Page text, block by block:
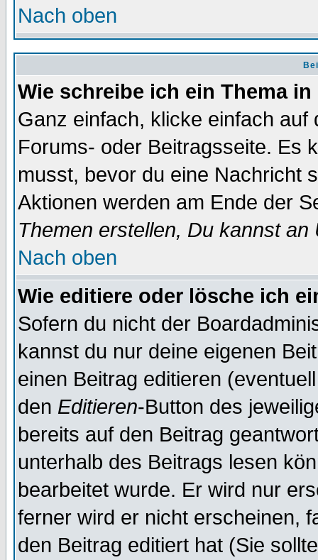
Nach oben
Wie schreibe ich ein Thema
Ganz einfach, klicke einfach
Forums- oder Beitragsseite. Es
musst, bevor du eine Nachricht
Aktionen werden am Ende der
Themen erstellen, Du kannst
Nach oben
Wie editiere oder lösche ich
Sofern du nicht der
kannst du nur deine eigenen
einen Beitrag editieren
den Editieren-Button des
bereits auf den Beitrag
unterhalb des Beitrags lesen
bearbeitet wurde. Er wird nur
ferner wird er nicht erscheinen,
den Beitrag editiert hat (Sie